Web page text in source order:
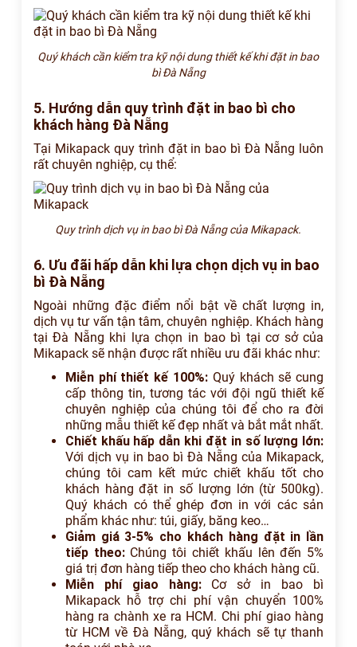
Quý khách cần kiểm tra kỹ nội dung thiết kế khi đặt in bao
bì Đà Nẵng
5. Hướng dẫn quy trình đặt in bao bì cho
khách hàng Đà Nẵng
Tại Mikapack quy trình đặt in bao bì Đà Nẵng luôn
rất chuyên nghiệp, cụ thể:
Quy trình dịch vụ in bao bì Đà Nẵng của Mikapack.
6. Ưu đãi hấp dẫn khi lựa chọn dịch vụ in bao
bì Đà Nẵng
Ngoài những đặc điểm nổi bật về chất lượng in,
dịch vụ tư vấn tận tâm, chuyên nghiệp. Khách hàng
tại Đà Nẵng khi lựa chọn in bao bì tại cơ sở của
Mikapack sẽ nhận được rất nhiều ưu đãi khác như:
Miễn phí thiết kế 100%: Quý khách sẽ cung
cấp thông tin, tương tác với đội ngũ thiết kế
chuyên nghiệp của chúng tôi để cho ra đời
những mẫu thiết kế đẹp nhất và bắt mắt nhất.
Chiết khấu hấp dẫn khi đặt in số lượng lớn:
Với dịch vụ in bao bì Đà Nẵng của Mikapack,
chúng tôi cam kết mức chiết khấu tốt cho
khách hàng đặt in số lượng lớn (từ 500kg).
Quý khách có thể ghép đơn in với các sản
phẩm khác như: túi, giấy, băng keo…
Giảm giá 3-5% cho khách hàng đặt in lần
tiếp theo:Chúng tôi chiết khấu lên đến 5%
giá trị đơn hàng tiếp theo cho khách hàng cũ.
Miễn phí giao hàng:Cơ sở in bao bì
Mikapack hỗ trợ chi phí vận chuyển 100%
hàng ra chành xe ra HCM. Chi phí giao hàng
từ HCM về Đà Nẵng, quý khách sẽ tự thanh